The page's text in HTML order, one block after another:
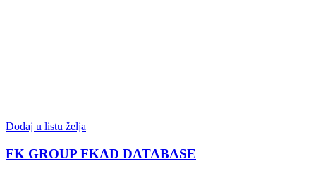
Dodaj u listu želja
FK GROUP FKAD DATABASE